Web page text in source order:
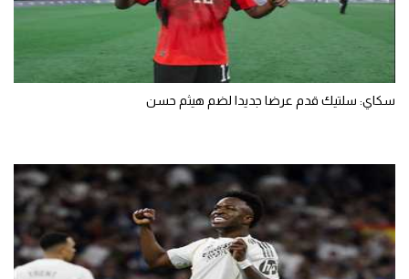
سكاي: سلتيك قدم عرضا جديدا لضم هيثم حسن